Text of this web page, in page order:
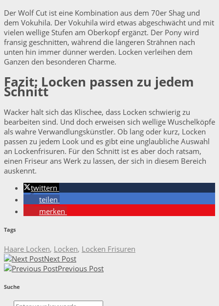
Der Wolf Cut ist eine Kombination aus dem 70er Shag und
dem Vokuhila. Der Vokuhila wird etwas abgeschwächt und mit
vielen wellige Stufen am Oberkopf ergänzt. Der Pony wird
fransig geschnitten, während die längeren Strähnen nach
unten hin immer dünner werden. Locken verleihen dem
Ganzen den besonderen Charme.
Fazit: Locken passen zu jedem
Schnitt
Wacker hält sich das Klischee, dass Locken schwierig zu
bearbeiten sind. Und doch erweisen sich wellige Wuschelköpfe
als wahre Verwandlungskünstler. Ob lang oder kurz, Locken
passen zu jedem Look und es gibt eine unglaubliche Auswahl
an Lockenfrisuren. Für den Schnitt ist es aber doch ratsam,
einen Friseur ans Werk zu lassen, der sich in diesem Bereich
auskennt.
twittern
teilen
merken
Tags
Haare Locken, Locken, Locken Frisuren
Next Post
Previous Post
Suche